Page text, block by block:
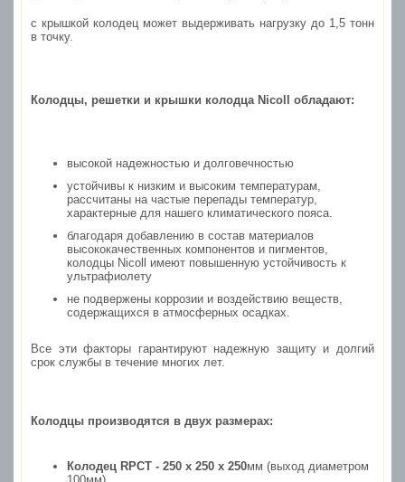
с крышкой колодец может выдерживать нагрузку до 1,5 тонн
в точку.
Колодцы, решетки и крышки колодца Nicoll обладают:
высокой надежностью и долговечностью
устойчивы к низким и высоким температурам,
рассчитаны на частые перепады температур,
характерные для нашего климатического пояса.
благодаря добавлению в состав материалов
высококачественных компонентов и пигментов,
колодцы Nicoll имеют повышенную устойчивость к
ультрафиолету
не подвержены коррозии и воздействию веществ,
содержащихся в атмосферных осадках.
Все эти факторы гарантируют надежную защиту и долгий
срок службы в течение многих лет.
Колодцы производятся в двух размерах:
Колодец RPCT - 250 x 250 x 250мм (выход диаметром